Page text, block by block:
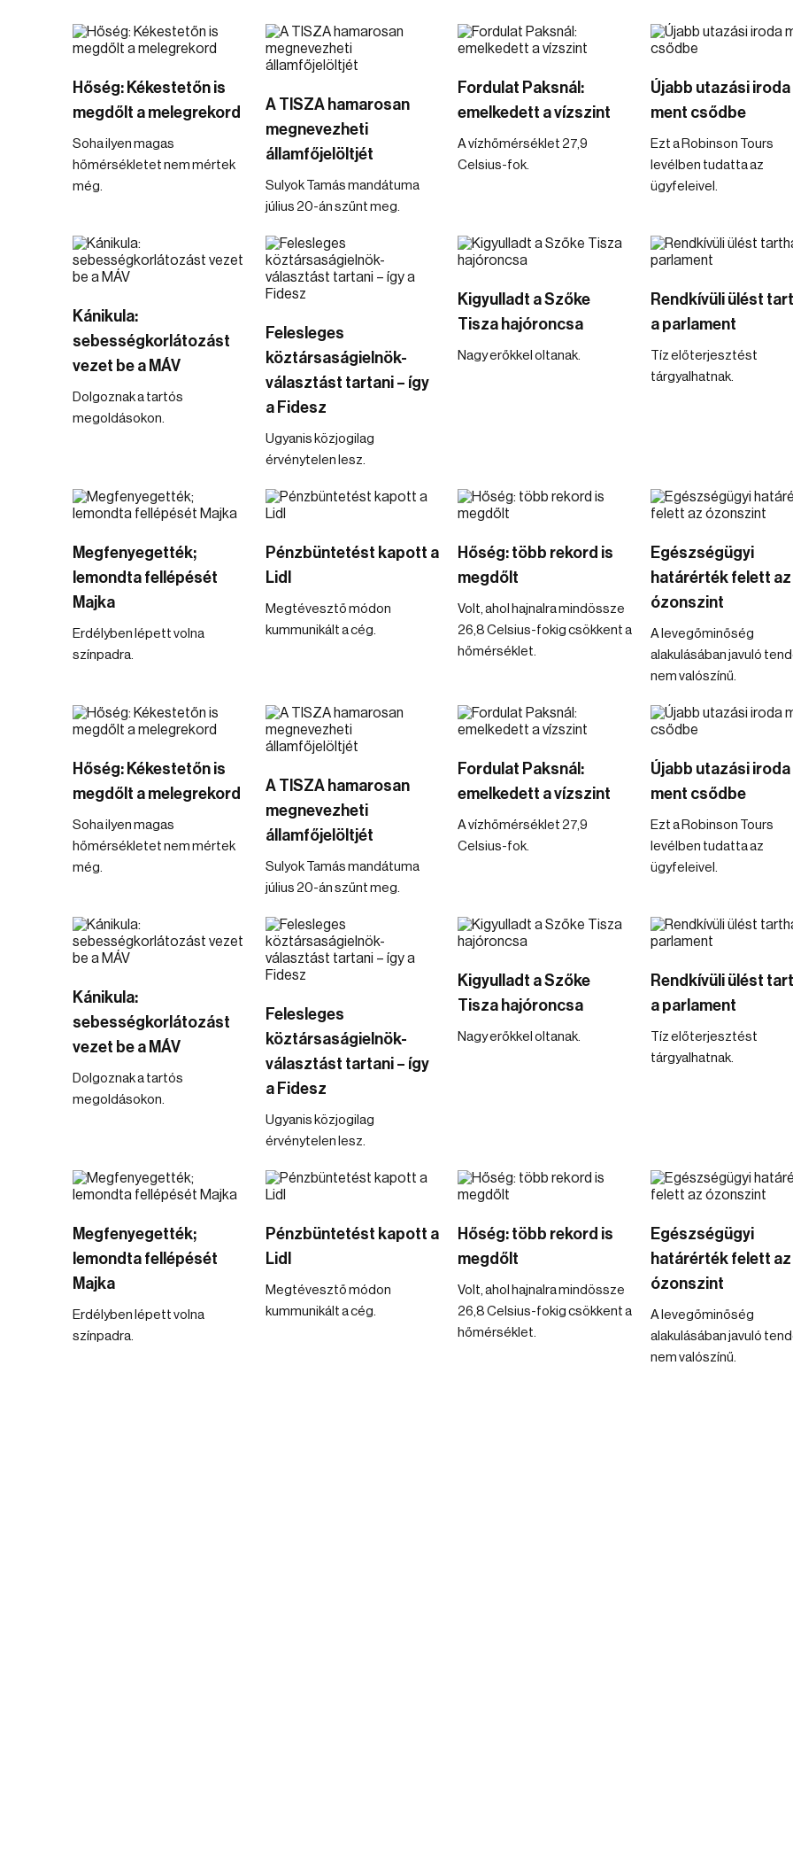
Hőség: Kékestetőn is
megdőlt a melegrekord
Soha ilyen magas
hőmérsékletet nem mértek
még.
A TISZA hamarosan
megnevezheti
államfőjelöltjét
Sulyok Tamás mandátuma
július 20-án szűnt meg.
Fordulat Paksnál:
emelkedett a vízszint
A vízhőmérséklet 27,9
Celsius-fok.
Újabb utazási iroda
ment csődbe
Ezt a Robinson Tours
levélben tudatta az
ügyfeleivel.
Kánikula:
sebességkorlátozást
vezet be a MÁV
Dolgoznak a tartós
megoldásokon.
Felesleges
köztársaságielnök-
választást tartani – így
a Fidesz
Ugyanis közjogilag
érvénytelen lesz.
Kigyulladt a Szőke
Tisza hajóroncsa
Nagy erőkkel oltanak.
Rendkívüli ülést
a parlament
Tíz előterjesztést
tárgyalhatnak.
Megfenyegették;
lemondta fellépését
Majka
Erdélyben lépett volna
színpadra.
Pénzbüntetést kapott a
Lidl
Megtévesztő módon
kummunikált a cég.
Hőség: több rekord is
megdőlt
Volt, ahol hajnalra mindössze
26,8 Celsius-fokig csökkent a
hőmérséklet.
Egészségügyi
határérték felett az
ózonszint
A levegőminőség
alakulásában javuló
nem valószínű.
Hőség: Kékestetőn is
megdőlt a melegrekord
Soha ilyen magas
hőmérsékletet nem mértek
még.
A TISZA hamarosan
megnevezheti
államfőjelöltjét
Sulyok Tamás mandátuma
július 20-án szűnt meg.
Fordulat Paksnál:
emelkedett a vízszint
A vízhőmérséklet 27,9
Celsius-fok.
Újabb utazási iroda
ment csődbe
Ezt a Robinson Tours
levélben tudatta az
ügyfeleivel.
Kánikula:
sebességkorlátozást
vezet be a MÁV
Dolgoznak a tartós
megoldásokon.
Felesleges
köztársaságielnök-
választást tartani – így
a Fidesz
Ugyanis közjogilag
érvénytelen lesz.
Kigyulladt a Szőke
Tisza hajóroncsa
Nagy erőkkel oltanak.
Rendkívüli ülést
a parlament
Tíz előterjesztést
tárgyalhatnak.
Megfenyegették;
lemondta fellépését
Majka
Erdélyben lépett volna
színpadra.
Pénzbüntetést kapott a
Lidl
Megtévesztő módon
kummunikált a cég.
Hőség: több rekord is
megdőlt
Volt, ahol hajnalra mindössze
26,8 Celsius-fokig csökkent a
hőmérséklet.
Egészségügyi
határérték felett az
ózonszint
A levegőminőség
alakulásában javuló
nem valószínű.